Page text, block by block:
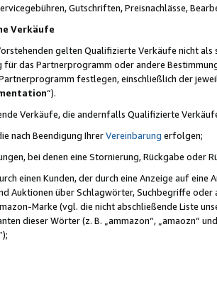
Gutschriften, Preisnachlässe,
Verkäufe
gelten Qualifizierte Verkäufe nicht
das Partnerprogramm oder andere
festlegen, einschließlich der
“).
Verkäufe, die andernfalls Qualifizierte
nach Beendigung IhrerVereinbarung erfolgen;
bei denen eine Stornierung, Rückgabe oder
einen Kunden, der durch eine Anzeige auf
Auktionen über Schlagwörter, Suchbegriffe
Marke (vgl. die nicht abschließende Liste
dieser Wörter (z. B. „ammazon“, „amaozn“